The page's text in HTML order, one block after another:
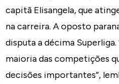
capitã Elisangela, que
na carreira. A oposto
disputa a décima
maioria das competições
decisões importantes”,